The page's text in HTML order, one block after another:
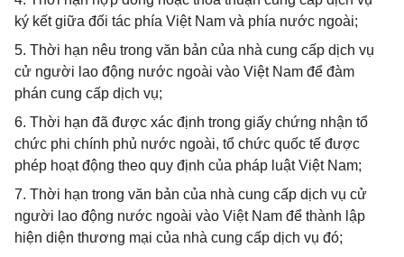
ký kết giữa đối tác phía Việt Nam và phía nước ngoài;
5. Thời hạn nêu trong văn bản của nhà cung cấp dịch vụ
cử người lao động nước ngoài vào Việt Nam để đàm
phán cung cấp dịch vụ;
6. Thời hạn đã được xác định trong giấy chứng nhận tổ
chức phi chính phủ nước ngoài, tổ chức quốc tế được
phép hoạt động theo quy định của pháp luật Việt Nam;
7. Thời hạn trong văn bản của nhà cung cấp dịch vụ cử
người lao động nước ngoài vào Việt Nam để thành lập
hiện diện thương mại của nhà cung cấp dịch vụ đó;